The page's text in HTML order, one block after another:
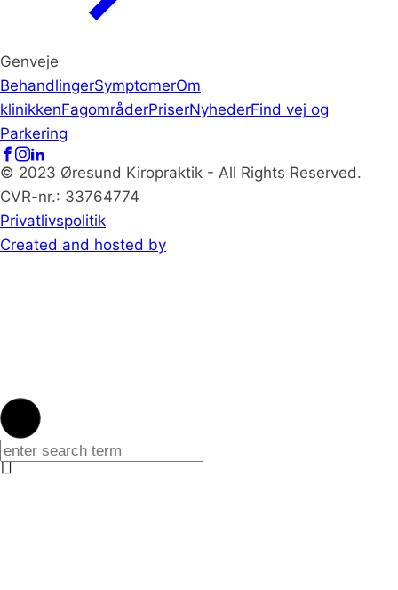
Genveje
BehandlingerSymptomerOm
klinikkenFagområderPriserNyhederFind vej og
Parkering
© 2023 Øresund Kiropraktik - All Rights Reserved.
CVR-nr.: 33764774
Privatlivspolitik
Created and hosted by